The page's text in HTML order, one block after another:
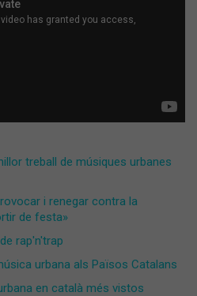
treball de músiques urbanes
i renegar contra la
de festa»
rap'n'trap
urbana als Països Catalans
en català més vistos